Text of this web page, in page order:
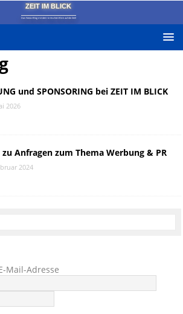
ZEIT IM BLICK
Das News-Blog mit dem kritischen Blick auf die Zeit!
und SPONSORING bei ZEIT IM BLICK
2026
zu Anfragen zum Thema Werbung & PR
2024
Mail-Adresse